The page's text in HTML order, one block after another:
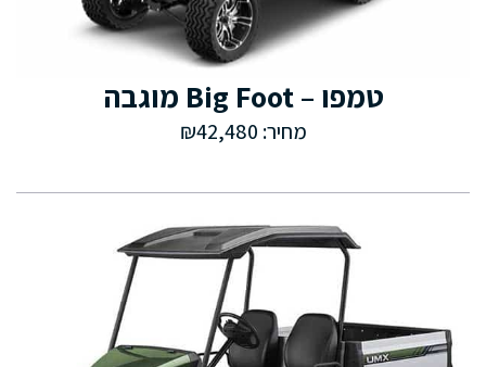
טמפו – Big Foot מוגבה
מחיר: ₪42,480